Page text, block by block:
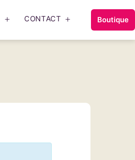
le
CONTACT
Ouvrir
le
Boutique